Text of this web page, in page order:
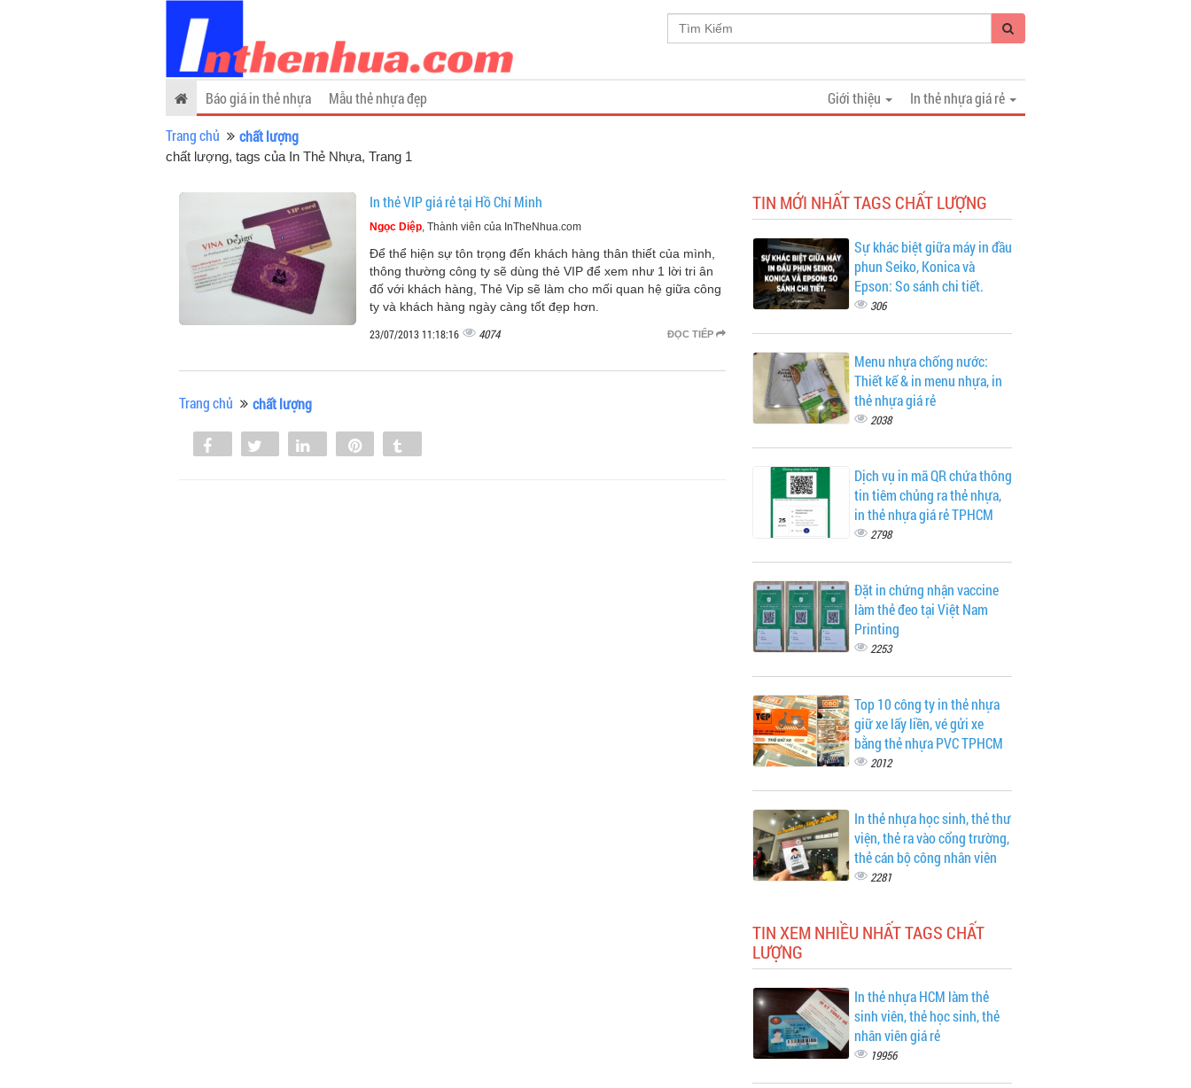
In thẻ nhựa giá rẻ
Báo giá in thẻ nhựa Mẫu thẻ nhựa đẹp
Giới thiệu
Trang chủ
chất lượng
chất lượng, tags của In Thẻ Nhựa, Trang 1
In thẻ VIP giá rẻ tại Hồ Chí Minh
Ngọc Diệp, Thành viên của InTheNhua.com
Để thể hiện sự tôn trọng đến khách hàng thân thiết của mình,
thông thường công ty sẽ dùng thẻ VIP để xem như 1 lời tri ân
đố với khách hàng, Thẻ Vip sẽ làm cho mối quan hệ giữa công
ty và khách hàng ngày càng tốt đẹp hơn.
ĐỌC TIẾP
23/07/2013 11:18:16 4074
Trang chủ chất lượng
Share Tweet Share
TIN MỚI NHẤT TAGS CHẤT LƯỢNG
Sự khác biệt giữa máy in đầu
phun Seiko, Konica và
Epson: So sánh chi tiết.
306
Menu nhựa chống nước:
Thiết kế & in menu nhựa, in
thẻ nhựa giá rẻ
2038
Dịch vụ in mã QR chứa thông
tin tiêm chủng ra thẻ nhựa,
in thẻ nhựa giá rẻ TPHCM
2798
Đặt in chứng nhận vaccine
làm thẻ đeo tại Việt Nam
Printing
2253
Top 10 công ty in thẻ nhựa
giữ xe lấy liền, vé gửi xe
bằng thẻ nhựa PVC TPHCM
2012
In thẻ nhựa học sinh, thẻ thư
viện, thẻ ra vào cổng trường,
thẻ cán bộ công nhân viên
2281
TIN XEM NHIỀU NHẤT TAGS CHẤT
LƯỢNG
In thẻ nhựa HCM làm thẻ
sinh viên, thẻ học sinh, thẻ
nhân viên giá rẻ
19956